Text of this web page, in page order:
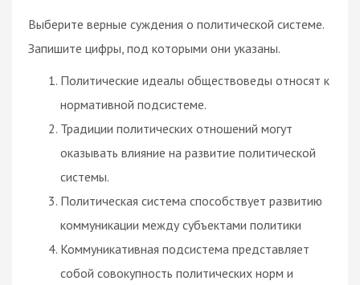
Выберите верные суждения о политической системе.
Запишите цифры, под которыми они указаны.
Политические идеалы обществоведы относят к
нормативной подсистеме.
Традиции политических отношений могут
оказывать влияние на развитие политической
системы.
Политическая система способствует развитию
коммуникации между субъектами политики
Коммуникативная подсистема представляет
собой совокупность политических норм и